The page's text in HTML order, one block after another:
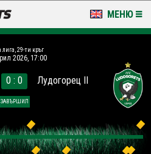
МЕНЮ
лига, 29-ти кръг
2026, 17:00
0 : 0
ЗАВЪРШИЛ
Лудогорец II